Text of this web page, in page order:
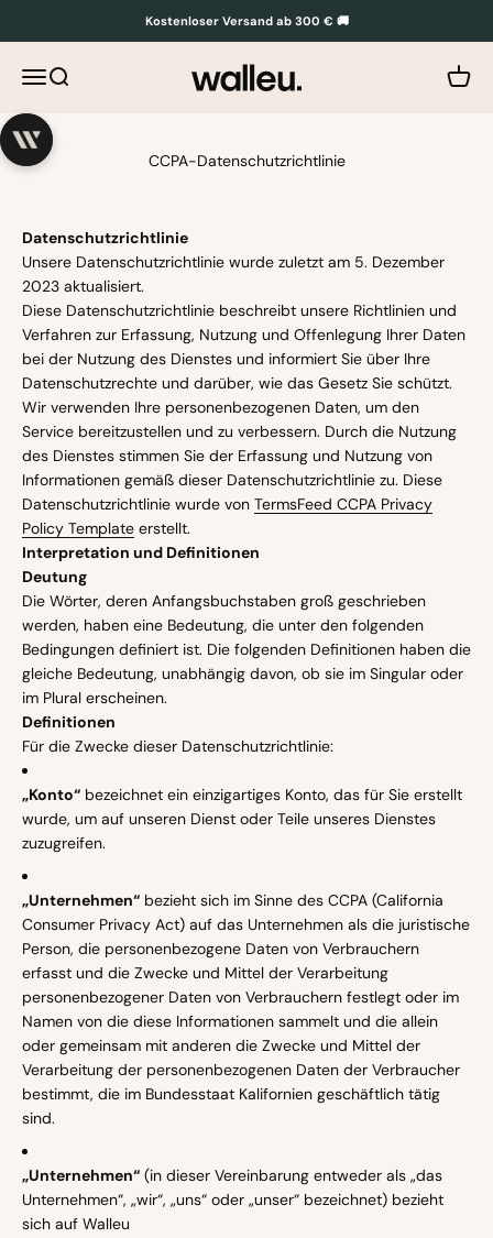
Kostenloser Versand ab 300 € 🚚
MenüSuche Walleu
CCPA-Datenschutzrichtlinie
Datenschutzrichtlinie
Unsere Datenschutzrichtlinie wurde zuletzt am 5. Dezember
2023 aktualisiert.
Diese Datenschutzrichtlinie beschreibt unsere Richtlinien und
Verfahren zur Erfassung, Nutzung und Offenlegung Ihrer Daten
bei der Nutzung des Dienstes und informiert Sie über Ihre
Datenschutzrechte und darüber, wie das Gesetz Sie schützt.
Wir verwenden Ihre personenbezogenen Daten, um den
Service bereitzustellen und zu verbessern. Durch die Nutzung
des Dienstes stimmen Sie der Erfassung und Nutzung von
Informationen gemäß dieser Datenschutzrichtlinie zu. Diese
Datenschutzrichtlinie wurde von TermsFeed CCPA Privacy
Policy Template erstellt.
Interpretation und Definitionen
Deutung
Die Wörter, deren Anfangsbuchstaben groß geschrieben
werden, haben eine Bedeutung, die unter den folgenden
Bedingungen definiert ist. Die folgenden Definitionen haben die
gleiche Bedeutung, unabhängig davon, ob sie im Singular oder
im Plural erscheinen.
Definitionen
Für die Zwecke dieser Datenschutzrichtlinie:
„Konto“ bezeichnet ein einzigartiges Konto, das für Sie erstellt
wurde, um auf unseren Dienst oder Teile unseres Dienstes
zuzugreifen.
„Unternehmen“ bezieht sich im Sinne des CCPA (California
Consumer Privacy Act) auf das Unternehmen als die juristische
Person, die personenbezogene Daten von Verbrauchern
erfasst und die Zwecke und Mittel der Verarbeitung
personenbezogener Daten von Verbrauchern festlegt oder im
Namen von die diese Informationen sammelt und die allein
oder gemeinsam mit anderen die Zwecke und Mittel der
Verarbeitung der personenbezogenen Daten der Verbraucher
bestimmt, die im Bundesstaat Kalifornien geschäftlich tätig
sind.
„Unternehmen“ (in dieser Vereinbarung entweder als „das
Unternehmen“, „wir“, „uns“ oder „unser“ bezeichnet) bezieht
sich auf Walleu